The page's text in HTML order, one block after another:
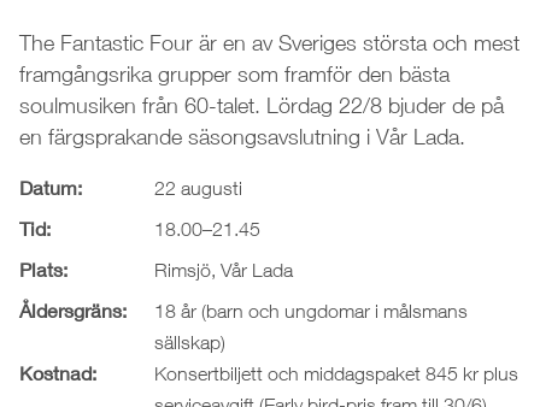
The Fantastic Four är en av Sveriges största och mest
framgångsrika grupper som framför den bästa
soulmusiken från 60-talet. Lördag 22/8 bjuder de på
en färgsprakande säsongsavslutning i Vår Lada.
Datum: 22 augusti
Tid: 18.00–21.45
Plats: Rimsjö, Vår Lada
Åldersgräns:
18 år (barn och ungdomar i målsmans
sällskap)
Kostnad:
Konsertbiljett och middagspaket 845 kr plus